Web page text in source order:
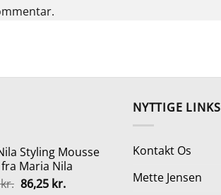
Styling Mousse
Maria Nila
kr. Den
86,25 kr.Den
NYTTIGE LINKS
Kontakt Os
Mette Jensen